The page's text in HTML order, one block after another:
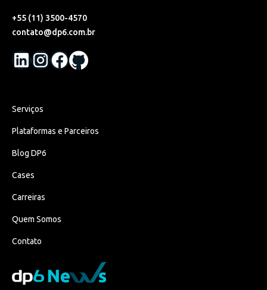
+55 (11) 3500-4570
contato@dp6.com.br
Serviços
Plataformas e Parceiros
Blog DP6
Cases
Carreiras
Quem Somos
Contato